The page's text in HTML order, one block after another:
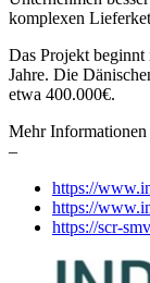
komplexen
Das Projekt
Jahre. Die
etwa 400.000€.
Mehr Informationen
–
https://
https://
https://scr-